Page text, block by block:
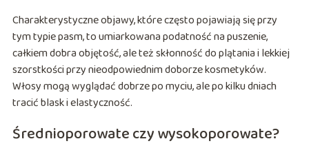
Charakterystyczne objawy, które często pojawiają się przy
tym typie pasm, to umiarkowana podatność na puszenie,
całkiem dobra objętość, ale też skłonność do plątania i lekkiej
szorstkości przy nieodpowiednim doborze kosmetyków.
Włosy mogą wyglądać dobrze po myciu, ale po kilku dniach
tracić blask i elastyczność.
Średnioporowate czy wysokoporowate?